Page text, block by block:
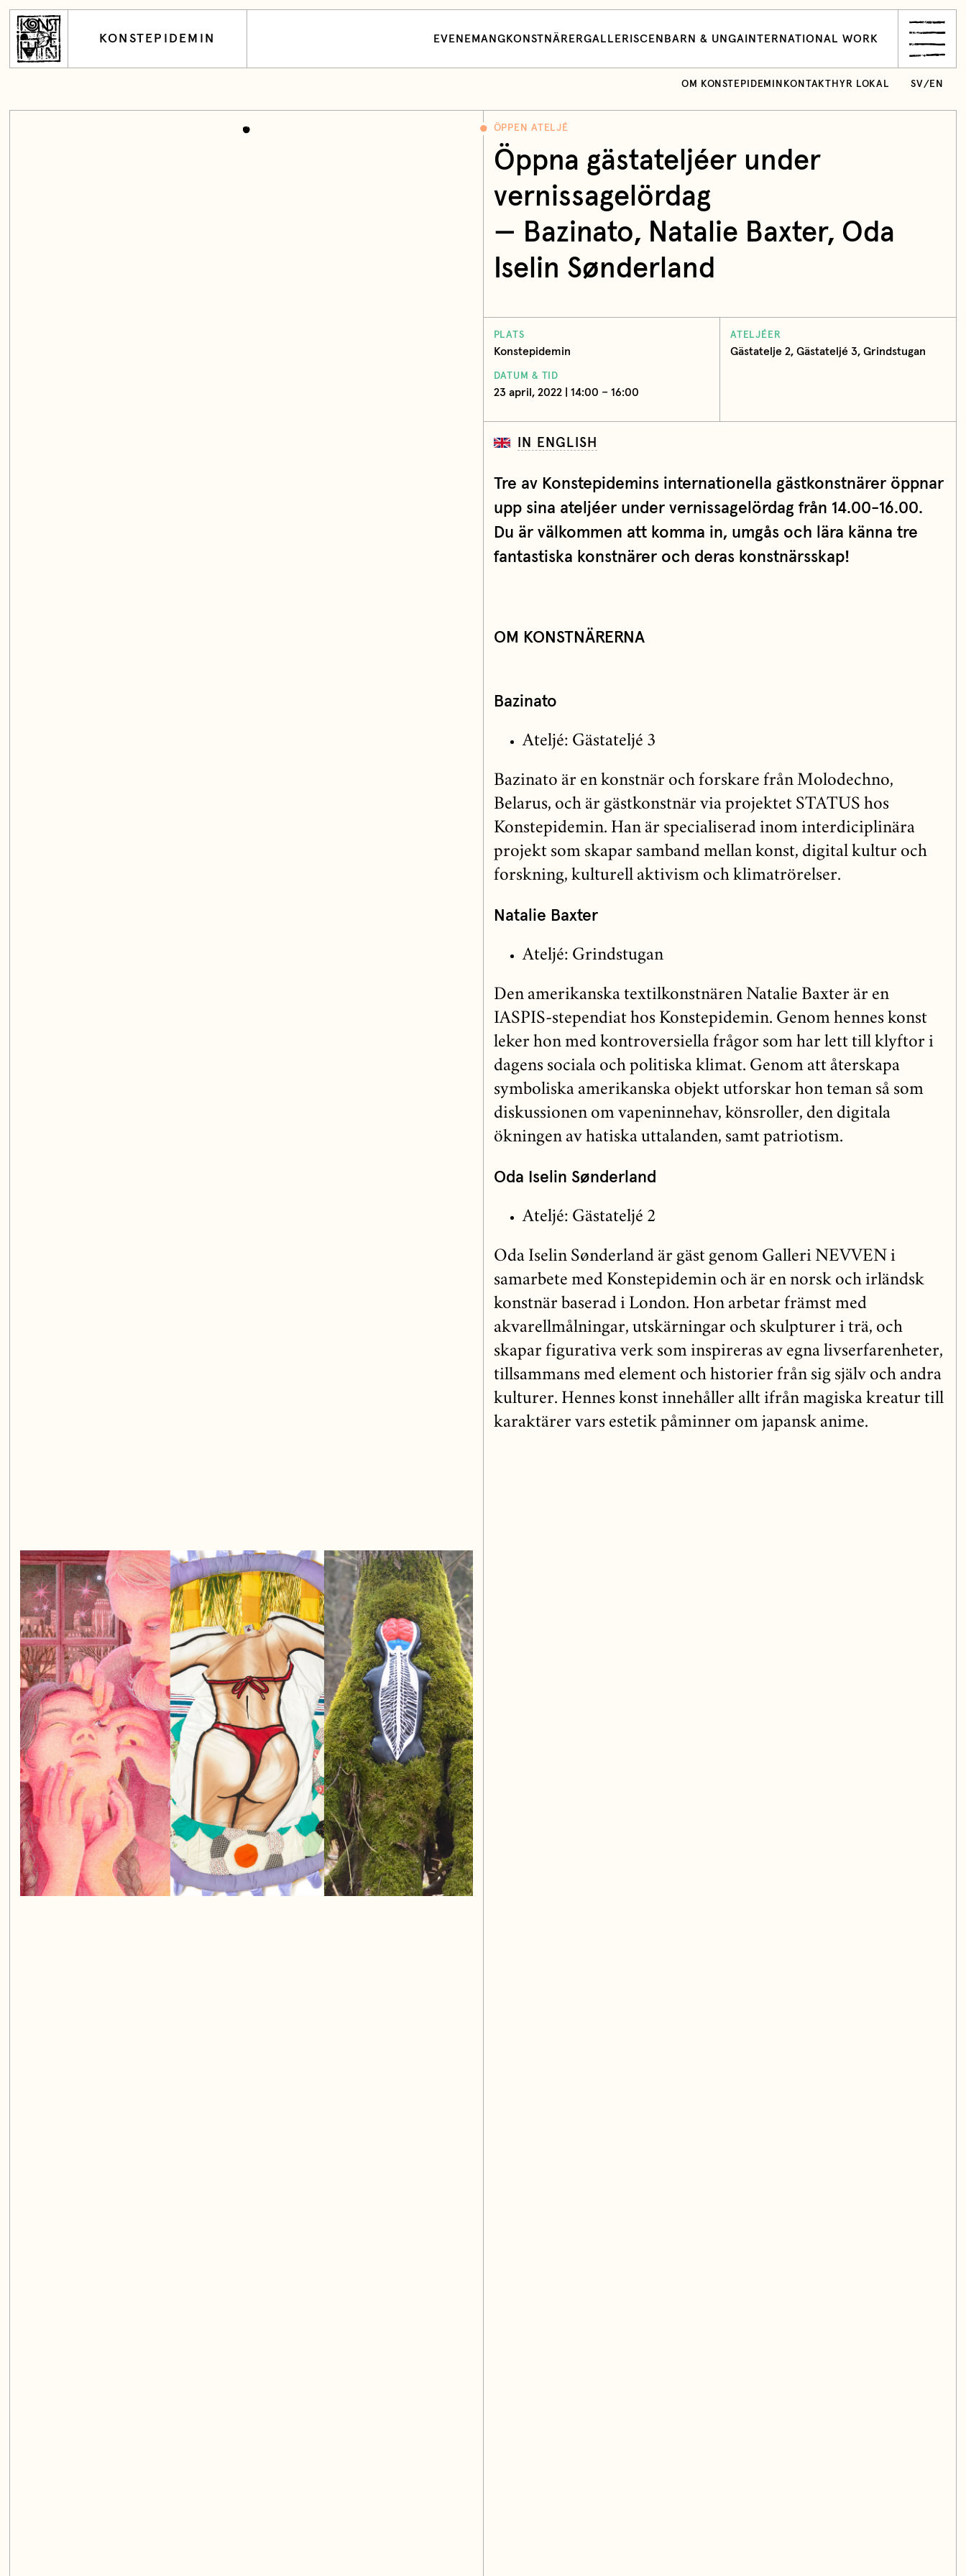
KONSTEPIDEMIN EVENEMANG KONSTNÄRERGALLERI SCEN BARN & UNGA INTERNATIONAL WORK
OM KONSTEPIDEMIN KONTAKT HYR LOKAL SV/ EN
ÖPPEN ATELJÉ
Öppna gästateljéer under
vernissagelördag
— Bazinato, Natalie Baxter, Oda
Iselin Sønderland
PLATS
Konstepidemin
DATUM & TID
23 april, 2022 | 14:00 – 16:00
ATELJÉER
Gästatelje 2, Gästateljé 3, Grindstugan
IN ENGLISH
Tre av Konstepidemins internationella gästkonstnärer öppnar
upp sina ateljéer under vernissagelördag från 14.00-16.00.
Du är välkommen att komma in, umgås och lära känna tre
fantastiska konstnärer och deras konstnärsskap!
OM KONSTNÄRERNA
Bazinato
Ateljé: Gästateljé 3
Bazinato är en konstnär och forskare från Molodechno,
Belarus, och är gästkonstnär via projektet STATUS hos
Konstepidemin. Han är specialiserad inom interdiciplinära
projekt som skapar samband mellan konst, digital kultur och
forskning, kulturell aktivism och klimatrörelser.
Natalie Baxter
Ateljé: Grindstugan
Den amerikanska textilkonstnären Natalie Baxter är en
IASPIS-stependiat hos Konstepidemin. Genom hennes konst
leker hon med kontroversiella frågor som har lett till klyftor i
dagens sociala och politiska klimat. Genom att återskapa
symboliska amerikanska objekt utforskar hon teman så som
diskussionen om vapeninnehav, könsroller, den digitala
ökningen av hatiska uttalanden, samt patriotism.
Oda Iselin Sønderland
Ateljé: Gästateljé 2
Oda Iselin Sønderland är gäst genom Galleri NEVVEN i
samarbete med Konstepidemin och är en norsk och irländsk
konstnär baserad i London. Hon arbetar främst med
akvarellmålningar, utskärningar och skulpturer i trä, och
skapar figurativa verk som inspireras av egna livserfarenheter,
tillsammans med element och historier från sig själv och andra
kulturer. Hennes konst innehåller allt ifrån magiska kreatur till
karaktärer vars estetik påminner om japansk anime.